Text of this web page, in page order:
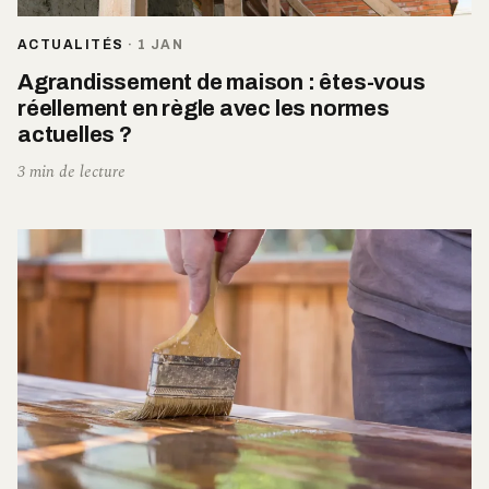
ACTUALITÉS · 1 JAN
Agrandissement de maison : êtes-vous
réellement en règle avec les normes
actuelles ?
3 min de lecture